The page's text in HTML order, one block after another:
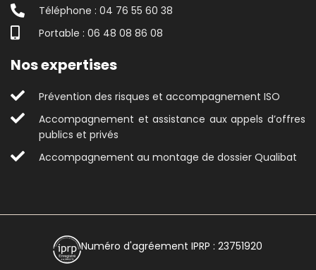
Téléphone : 04 76 55 60 38
Portable : 06 48 08 86 08
Nos expertises
Prévention des risques et accompagnement ISO
Accompagnement et assistance aux appels d’offres
publics et privés
Accompagnement au montage de dossier Qualibat
Numéro d'agréement IPRP : 23751920